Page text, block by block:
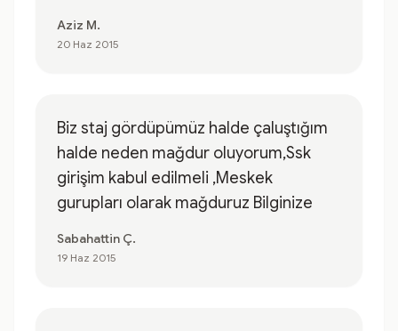
Aziz M.
20 Haz 2015
Biz staj gördüpümüz halde çaluştığım
halde neden mağdur oluyorum,Ssk
girişim kabul edilmeli ,Meskek
gurupları olarak mağduruz Bilginize
Sabahattin Ç.
19 Haz 2015